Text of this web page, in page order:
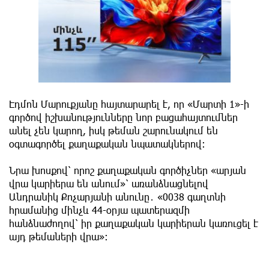
Էդմոն Մարուքյանը հայտարարել է, որ «Մարտի 1»-ի
գործով իշխանությունները նոր բացահայտումներ
անել չեն կարող, իսկ թեման շարունակում են
օգտագործել քաղաքական նպատակներով։
Նրա խոսքով՝ որոշ քաղաքական գործիչներ «արյան
վրա կարիերա են անում»՝ առանձնացնելով
Անդրանիկ Քոչարյանի անունը․ «0038 գաղտնի
հրամանից մինչև 44-օրյա պատերազմի
հանձնաժողով՝ իր քաղաքական կարիերան կառուցել է
այդ թեմաների վրա»։